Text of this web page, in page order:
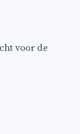
voor de